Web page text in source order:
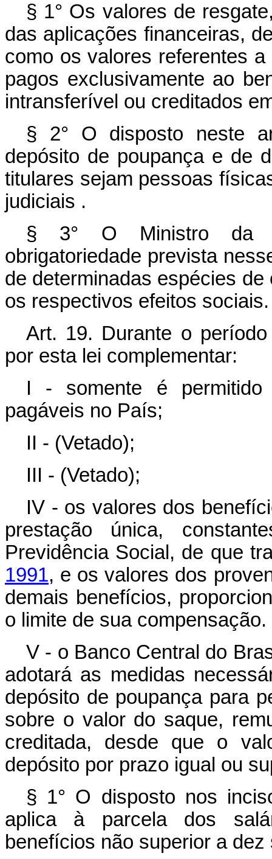
§ 1° Os valores de
das aplicações financeiras,
como os valores referentes
pagos exclusivamente ao
intransferível ou creditados
§ 2° O disposto neste
depósito de poupança e de
titulares sejam pessoas
judiciais .
§ 3° O Ministro da
obrigatoriedade prevista
de determinadas espécies
os respectivos efeitos sociais.
Art. 19. Durante o
por esta lei complementar:
I - somente é permitido
pagáveis no País;
II - (Vetado);
III - (Vetado);
IV - os valores dos
prestação única,
Previdência Social, de que
1991, e os valores dos
demais benefícios,
o limite de sua compensação.
V - o Banco Central do
adotará as medidas
depósito de poupança para
sobre o valor do saque,
creditada, desde que o
depósito por prazo igual ou
§ 1° O disposto nos
aplica à parcela dos
benefícios não superior a